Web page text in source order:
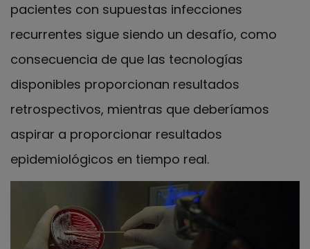
pacientes con supuestas infecciones
recurrentes sigue siendo un desafío, como
consecuencia de que las tecnologías
disponibles proporcionan resultados
retrospectivos, mientras que deberíamos
aspirar a proporcionar resultados
epidemiológicos en tiempo real.